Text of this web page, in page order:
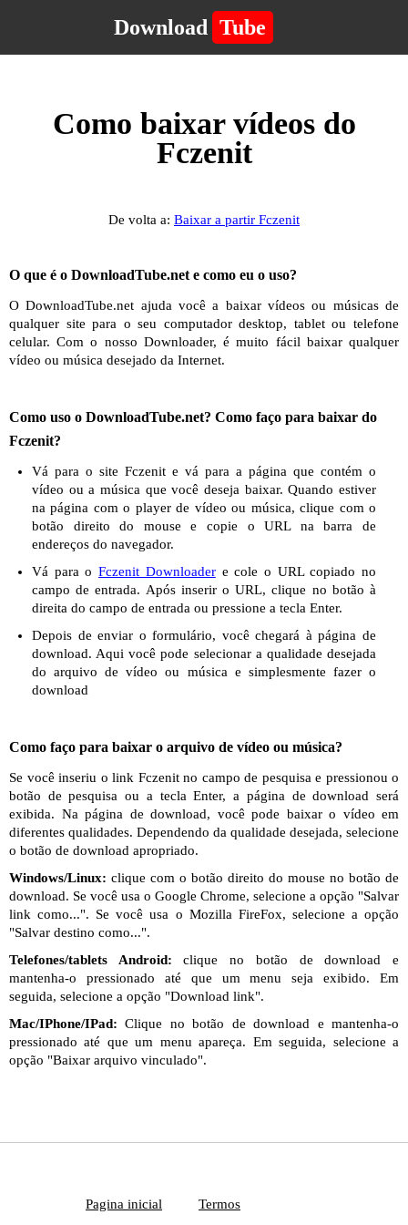
Download Tube
Como baixar vídeos do
Fczenit
De volta a: Baixar a partir Fczenit
O que é o DownloadTube.net e como eu o uso?
O DownloadTube.net ajuda você a baixar vídeos ou músicas de
qualquer site para o seu computador desktop, tablet ou telefone
celular. Com o nosso Downloader, é muito fácil baixar qualquer
vídeo ou música desejado da Internet.
Como uso o DownloadTube.net? Como faço para baixar do
Fczenit?
Vá para o site Fczenit e vá para a página que contém o
vídeo ou a música que você deseja baixar. Quando estiver
na página com o player de vídeo ou música, clique com o
botão direito do mouse e copie o URL na barra de
endereços do navegador.
Vá para oFczenit Downloadere cole o URL copiado no
campo de entrada. Após inserir o URL, clique no botão à
direita do campo de entrada ou pressione a tecla Enter.
Depois de enviar o formulário, você chegará à página de
download. Aqui você pode selecionar a qualidade desejada
do arquivo de vídeo ou música e simplesmente fazer o
download
Como faço para baixar o arquivo de vídeo ou música?
Se você inseriu o link Fczenit no campo de pesquisa e pressionou o
botão de pesquisa ou a tecla Enter, a página de download será
exibida. Na página de download, você pode baixar o vídeo em
diferentes qualidades. Dependendo da qualidade desejada, selecione
o botão de download apropriado.
Windows/Linux: clique com o botão direito do mouse no botão de
download. Se você usa o Google Chrome, selecione a opção "Salvar
link como...". Se você usa o Mozilla FireFox, selecione a opção
"Salvar destino como...".
Telefones/tablets Android: clique no botão de download e
mantenha-o pressionado até que um menu seja exibido. Em
seguida, selecione a opção "Download link".
Mac/IPhone/IPad: Clique no botão de download e mantenha-o
pressionado até que um menu apareça. Em seguida, selecione a
opção "Baixar arquivo vinculado".
Pagina inicial Termos